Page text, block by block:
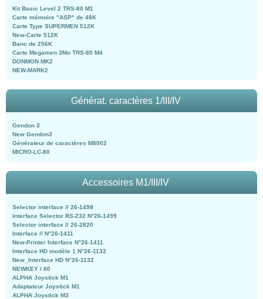
Kit Basic Level 2 TRS-80 M1
Carte mémoire "ASP" de 48K
Carte Type SUPERMEN 512K
New-Carte 512K
Banc de 256K
Carte Megamen 3Mo TRS-80 M4
DONMON MK2
NEW-MARK2
Générat. caractères 1/III/IV
Gendon 3
New Gendon3
Générateur de caractères M8002
MICRO-LC-80
Accessoires M1/III/IV
Selector interface // 26-1498
Interface Selector RS-232 N°26-1499
Selector interface // 26-2820
Interface // N°26-1411
New-Printer Interface N°26-1411
Interface HD modèle 1 N°26-1132
New_Interface HD N°26-1132
NEWKEY / 80
ALPHA Joystick M1
Adaptateur Joystick M1
ALPHA Joystick M3